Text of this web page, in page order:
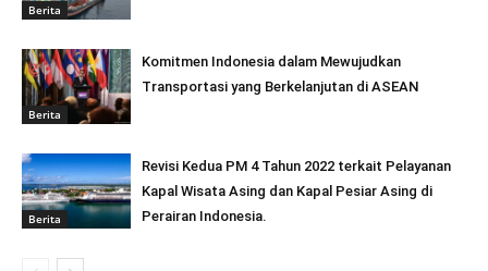
Berita
Berita
Komitmen Indonesia dalam Mewujudkan
Transportasi yang Berkelanjutan di ASEAN
Berita
Revisi Kedua PM 4 Tahun 2022 terkait Pelayanan
Kapal Wisata Asing dan Kapal Pesiar Asing di
Perairan Indonesia.